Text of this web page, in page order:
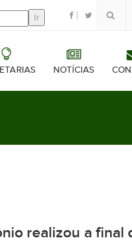
NOTÍCIAS
realizou a final